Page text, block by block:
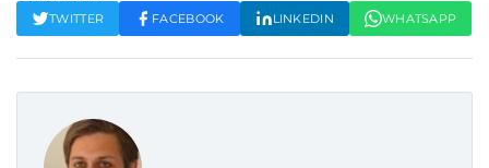
TWITTER FACEBOOK LINKEDIN WHATSAPP